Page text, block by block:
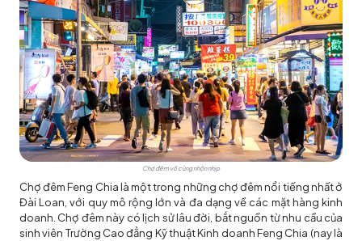
Chợ đêm vô cùng nhộn nhịp
Chợ đêm Feng Chia là một trong những chợ đêm nổi tiếng nhất ở
Đài Loan, với quy mô rộng lớn và đa dạng về các mặt hàng kinh
doanh. Chợ đêm này có lịch sử lâu đời, bắt nguồn từ nhu cầu của
sinh viên Trường Cao đẳng Kỹ thuật Kinh doanh Feng Chia (nay là